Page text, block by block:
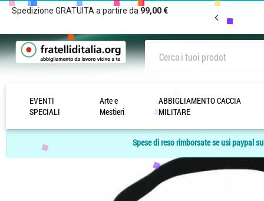
Spedizione GRATUITA a partire da 99,00 €
EVENTI
SPECIALI
Arte e
Mestieri
ABBIGLIAMENTO CACCIA
MILITARE
Spese di reso rimborsate se usi paypal
Home Page ACCESSORI TECNICI Cartuccere e Cinghie